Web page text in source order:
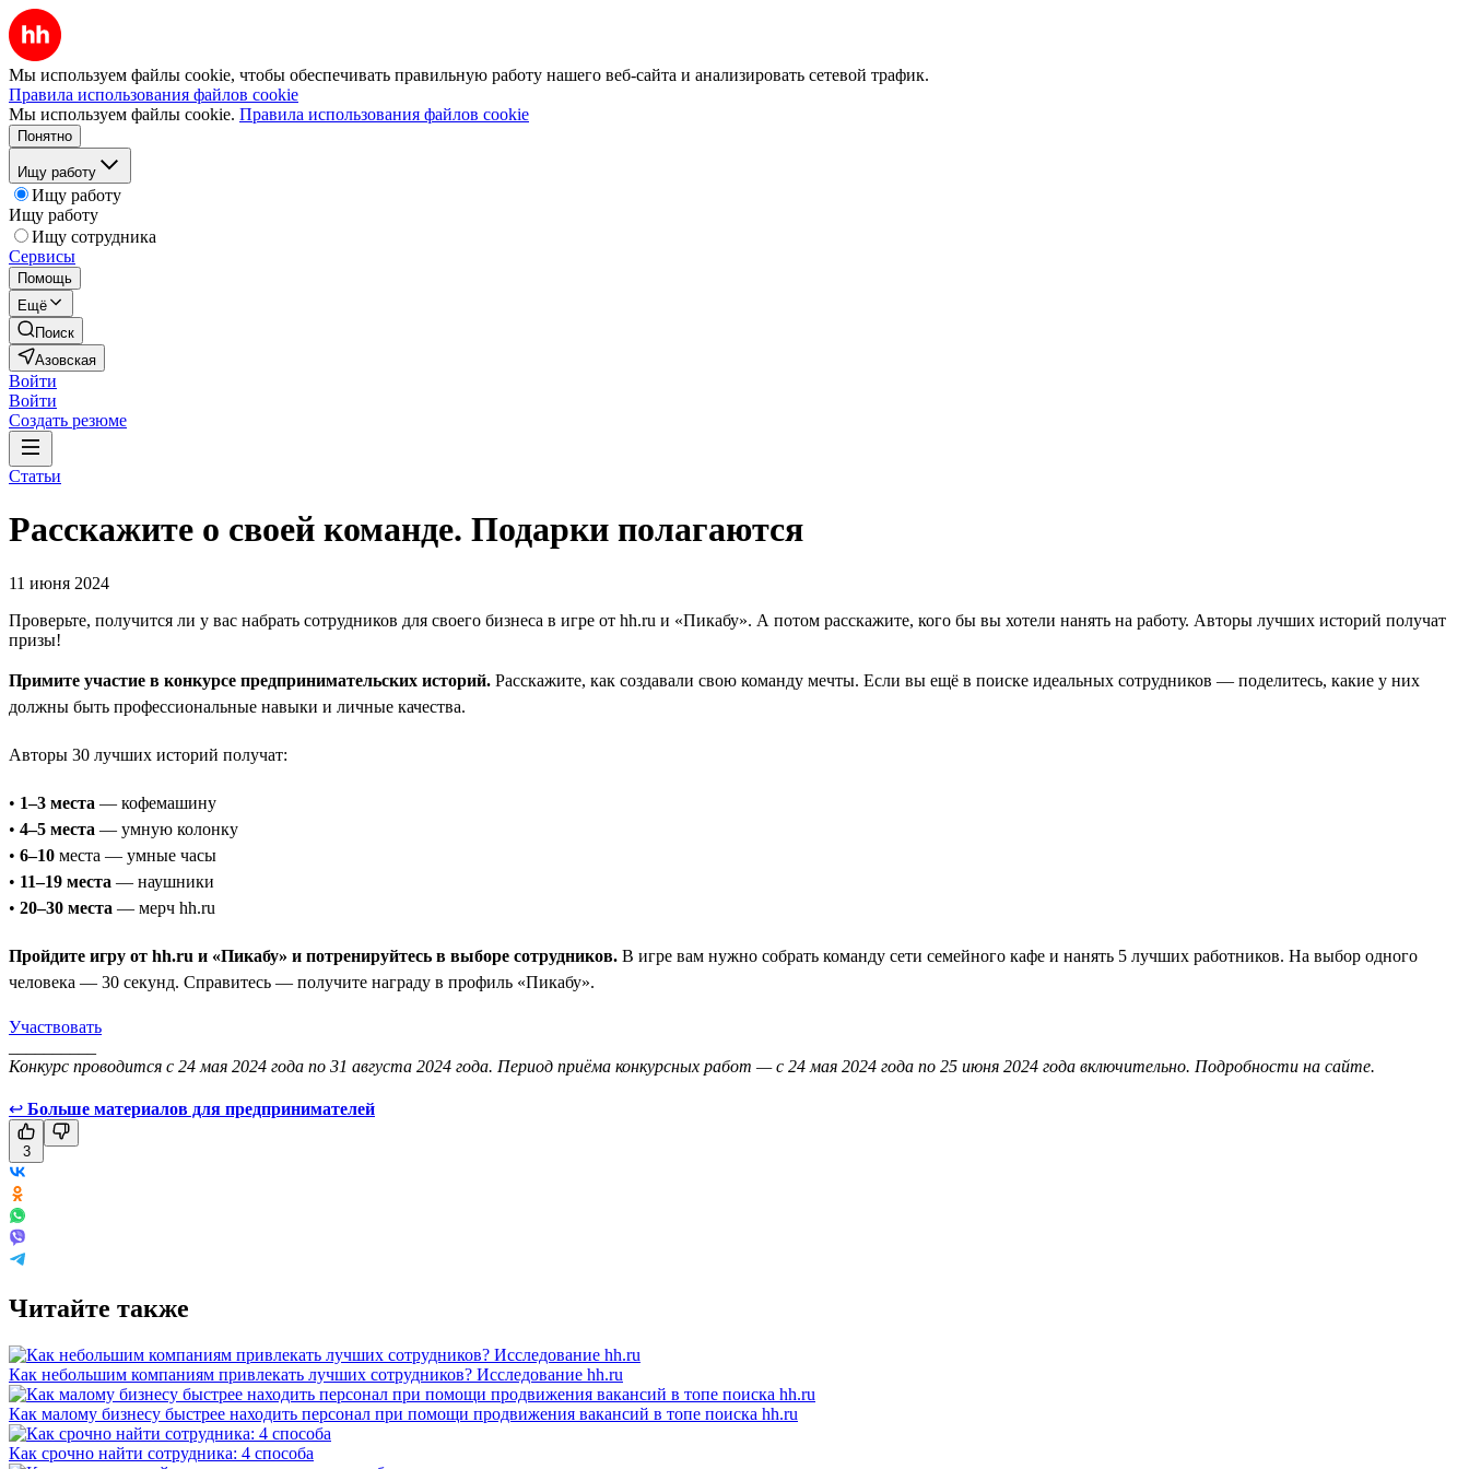
Мы используем файлы cookie, чтобы обеспечивать правильную работу нашего веб-сайта и анализировать сетевой трафик.
Правила использования файлов cookie
Мы используем файлы cookie. Правила использования файлов cookie
Понятно
Ищу работу
Ищу работу
Ищу работу
Ищу сотрудника
Сервисы
Помощь
Ещё
Поиск
Азовская
Войти
Войти
Создать резюме
Статьи
Расскажите о своей команде. Подарки полагаются
11 июня 2024
Проверьте, получится ли у вас набрать сотрудников для своего бизнеса в игре от hh.ru и «Пикабу». А потом расскажите, кого бы вы хотели нанять на работу. Авторы лучших историй получат
призы!
Примите участие в конкурсе предпринимательских историй. Расскажите, как создавали свою команду мечты. Если вы ещё в поиске идеальных сотрудников — поделитесь, какие у них
должны быть профессиональные навыки и личные качества.
Авторы 30 лучших историй получат:
• 1–3 места — кофемашину
• 4–5 места — умную колонку
• 6–10 места — умные часы
• 11–19 места — наушники
• 20–30 места — мерч hh.ru
Пройдите игру от hh.ru и «Пикабу» и потренируйтесь в выборе сотрудников. В игре вам нужно собрать команду сети семейного кафе и нанять 5 лучших работников. На выбор одного
человека — 30 секунд. Справитесь — получите награду в профиль «Пикабу».
Участвовать
Конкурс проводится с 24 мая 2024 года по 31 августа 2024 года. Период приёма конкурсных работ — с 24 мая 2024 года по 25 июня 2024 года включительно. Подробности на сайте.
↩ Больше материалов для предпринимателей
3
Читайте также
Как небольшим компаниям привлекать лучших сотрудников? Исследование hh.ru
Как малому бизнесу быстрее находить персонал при помощи продвижения вакансий в топе поиска hh.ru
Как срочно найти сотрудника: 4 способа